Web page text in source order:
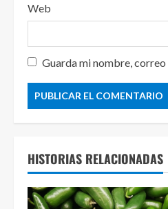
Web
Guarda mi nombre,
HISTORIAS RELACIONADAS